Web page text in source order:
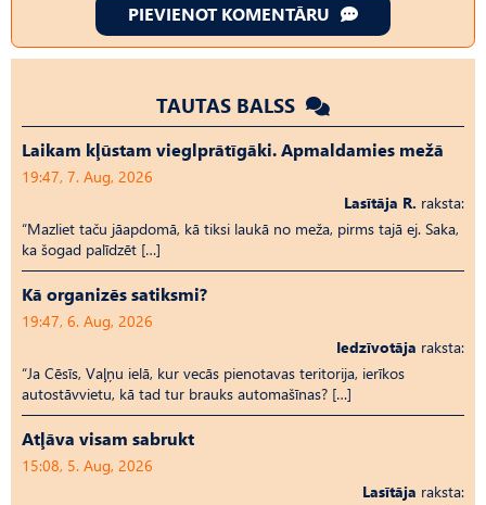
PIEVIENOT KOMENTĀRU
TAUTAS BALSS
Laikam kļūstam vieglprātīgāki. Apmaldamies mežā
19:47, 7. Aug, 2026
Lasītāja R. raksta:
“Mazliet taču jāapdomā, kā tiksi laukā no meža, pirms tajā ej. Saka,
ka šogad palīdzēt […]
Kā organizēs satiksmi?
19:47, 6. Aug, 2026
Iedzīvotāja raksta:
“Ja Cēsīs, Vaļņu ielā, kur vecās pienotavas teritorija, ierīkos
autostāvvietu, kā tad tur brauks automašīnas? […]
Atļāva visam sabrukt
15:08, 5. Aug, 2026
Lasītāja raksta: